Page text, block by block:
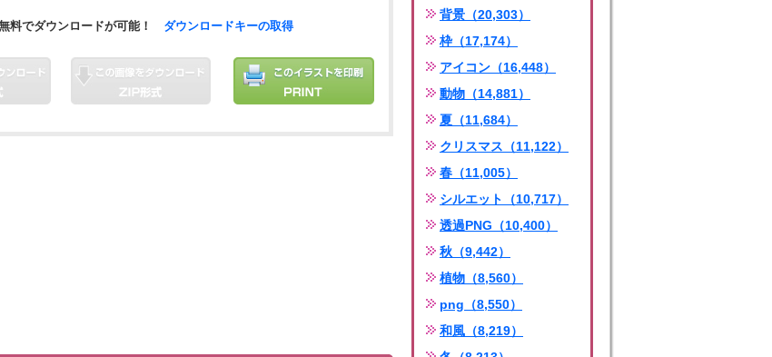
料でダウンロードが可能！ ダウンロードキーの取得
背景（20,303）
枠（17,174）
アイコン（16,448）
動物（14,881）
夏（11,684）
クリスマス（11,122）
春（11,005）
シルエット（10,717）
透過PNG（10,400）
秋（9,442）
植物（8,560）
png（8,550）
和風（8,219）